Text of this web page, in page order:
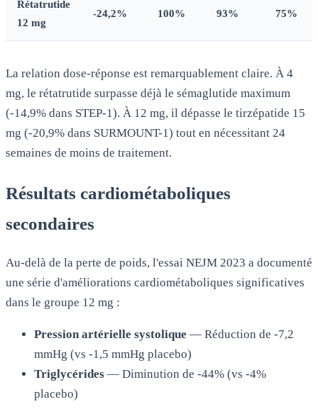
Rétatrutide
12 mg
-24,2% 100% 93% 75%
La relation dose-réponse est remarquablement claire. À 4
mg, le rétatrutide surpasse déjà le sémaglutide maximum
(-14,9% dans STEP-1). À 12 mg, il dépasse le tirzépatide 15
mg (-20,9% dans SURMOUNT-1) tout en nécessitant 24
semaines de moins de traitement.
Résultats cardiométaboliques
secondaires
Au-delà de la perte de poids, l'essai NEJM 2023 a documenté
une série d'améliorations cardiométaboliques significatives
dans le groupe 12 mg :
Pression artérielle systolique — Réduction de -7,2
mmHg (vs -1,5 mmHg placebo)
Triglycérides — Diminution de -44% (vs -4%
placebo)